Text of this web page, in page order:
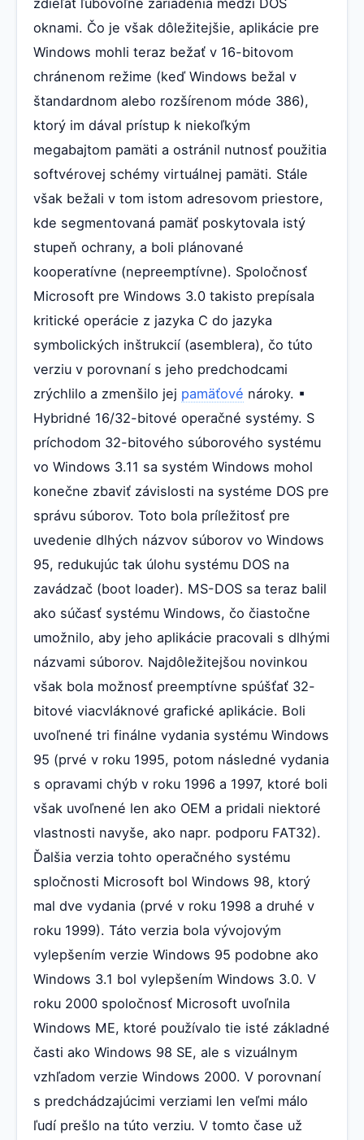
oknami. Čo je však dôležitejšie, aplikácie pre
Windows mohli teraz bežať v 16-bitovom
chránenom režime (keď Windows bežal v
štandardnom alebo rozšírenom móde 386),
ktorý im dával prístup k niekoľkým
megabajtom pamäti a ostránil nutnosť použitia
softvérovej schémy virtuálnej pamäti. Stále
však bežali v tom istom adresovom priestore,
kde segmentovaná pamäť poskytovala istý
stupeň ochrany, a boli plánované
kooperatívne (nepreemptívne). Spoločnosť
Microsoft pre Windows 3.0 takisto prepísala
kritické operácie z jazyka C do jazyka
symbolických inštrukcií (asemblera), čo túto
verziu v porovnaní s jeho predchodcami
zrýchlilo a zmenšilo jej pamäťové nároky. ▪
Hybridné 16/32-bitové operačné systémy. S
príchodom 32-bitového súborového systému
vo Windows 3.11 sa systém Windows mohol
konečne zbaviť závislosti na systéme DOS pre
správu súborov. Toto bola príležitosť pre
uvedenie dlhých názvov súborov vo Windows
95, redukujúc tak úlohu systému DOS na
zavádzač (boot loader). MS-DOS sa teraz balil
ako súčasť systému Windows, čo čiastočne
umožnilo, aby jeho aplikácie pracovali s dlhými
názvami súborov. Najdôležitejšou novinkou
však bola možnosť preemptívne spúšťať 32-
bitové viacvláknové grafické aplikácie. Boli
uvoľnené tri finálne vydania systému Windows
95 (prvé v roku 1995, potom následné vydania
s opravami chýb v roku 1996 a 1997, ktoré boli
však uvoľnené len ako OEM a pridali niektoré
vlastnosti navyše, ako napr. podporu FAT32).
Ďalšia verzia tohto operačného systému
spločnosti Microsoft bol Windows 98, ktorý
mal dve vydania (prvé v roku 1998 a druhé v
roku 1999). Táto verzia bola vývojovým
vylepšením verzie Windows 95 podobne ako
Windows 3.1 bol vylepšením Windows 3.0. V
roku 2000 spoločnosť Microsoft uvoľnila
Windows ME, ktoré používalo tie isté základné
časti ako Windows 98 SE, ale s vizuálnym
vzhľadom verzie Windows 2000. V porovnaní
s predchádzajúcimi verziami len veľmi málo
ľudí prešlo na túto verziu. V tomto čase už